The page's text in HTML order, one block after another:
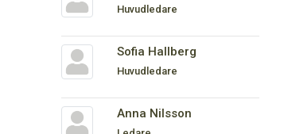
Huvudledare
Sofia Hallberg
Huvudledare
Anna Nilsson